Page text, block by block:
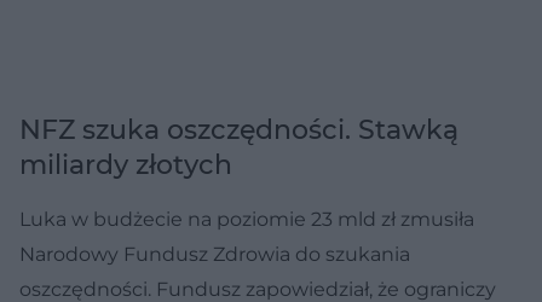
NFZ szuka oszczędności. Stawką
miliardy złotych
Luka w budżecie na poziomie 23 mld zł zmusiła
Narodowy Fundusz Zdrowia do szukania
oszczędności. Fundusz zapowiedział, że ograniczy